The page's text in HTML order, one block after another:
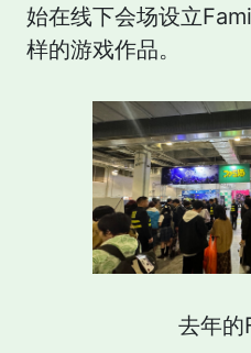
始在线下会场设立
样的游戏作品。
去年的